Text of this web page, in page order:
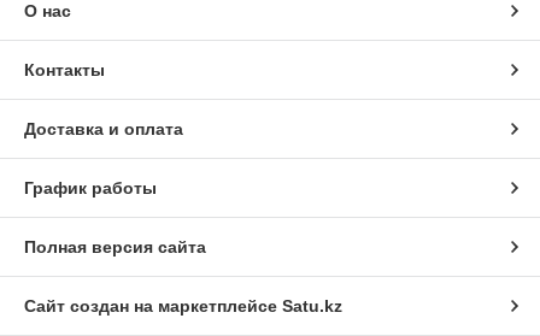
О нас
Контакты
Доставка и оплата
График работы
Полная версия сайта
Сайт создан на маркетплейсе Satu.kz